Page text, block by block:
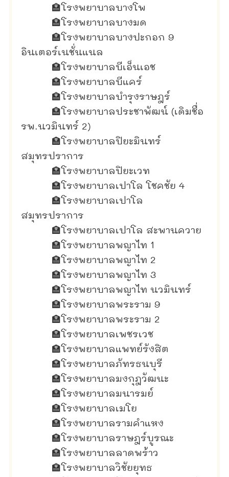
🏣 โรงพยาบาลบางโพ
🏣 โรงพยาบาลบางมด
🏣 โรงพยาบาลบางปะกอก 9
อินเตอร์เนชั่นแนล
🏣 โรงพยาบาลบีเอ็นเอช
🏣 โรงพยาบาลบีแคร์
🏣 โรงพยาบาลบำรุงราษฎร์
🏣 โรงพยาบาลประชาพัฒน์ (เดิมชื่อ
รพ.นวมินทร์ 2)
🏣 โรงพยาบาลปิยะมินทร์
สมุทรปราการ
🏣 โรงพยาบาลปิยะเวท
🏣 โรงพยาบาลเปาโล โชคชัย 4
🏣 โรงพยาบาลเปาโล
สมุทรปราการ
🏣 โรงพยาบาลเปาโล สะพานควาย
🏣 โรงพยาบาลพญาไท 1
🏣 โรงพยาบาลพญาไท 2
🏣 โรงพยาบาลพญาไท 3
🏣 โรงพยาบาลพญาไท นวมินทร์
🏣 โรงพยาบาลพระราม 9
🏣 โรงพยาบาลพระราม 2
🏣 โรงพยาบาลเพชรเวช
🏣 โรงพยาบาลแพทย์รังสิต
🏣 โรงพยาบาลภัทรธนบุรี
🏣 โรงพยาบาลมงกุฎวัฒนะ
🏣 โรงพยาบาลมนารมย์
🏣 โรงพยาบาลเมโย
🏣 โรงพยาบาลรามคำแหง
🏣 โรงพยาบาลราษฎร์บูรณะ
🏣 โรงพยาบาลลาดพร้าว
🏣 โรงพยาบาลวิชัยยุทธ